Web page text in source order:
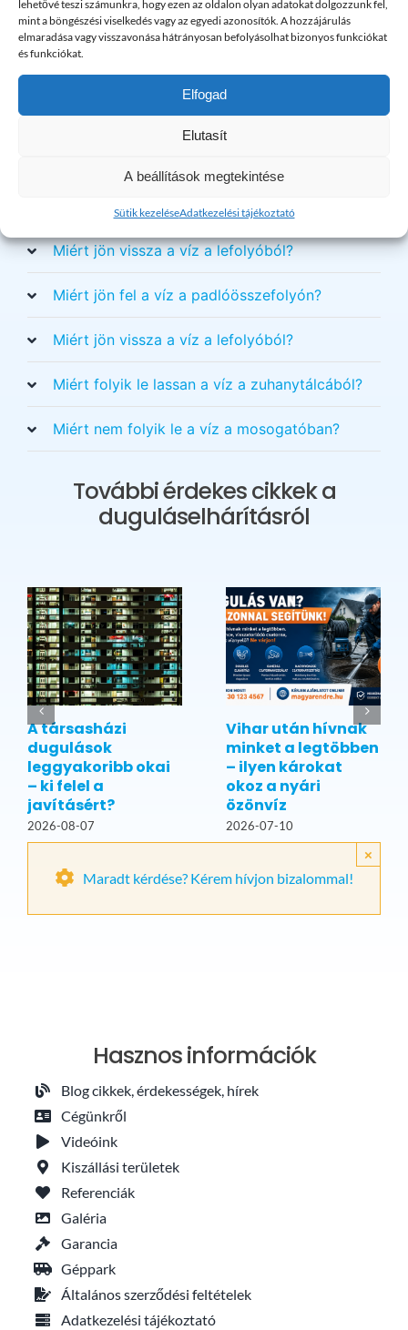
lehetővé teszi számunkra, hogy ezen az oldalon olyan adatokat dolgozzunk fel,
mint a böngészési viselkedés vagy az egyedi azonosítók. A hozzájárulás
elmaradása vagy visszavonása hátrányosan befolyásolhat bizonyos funkciókat
és funkciókat.
Elfogad
Elutasít
A beállítások megtekintése
Sütik kezeléseAdatkezelési tájékoztató
Ismételt Kérdések
Hogyan tisztítható meg az eldugult lefolyó
Hogyan tisztítható meg a konyhai lefolyó?
Miért jön vissza a víz a lefolyóból?
Miért jön fel a víz a padlóösszefolyón?
Miért jön vissza a víz a lefolyóból?
Miért folyik le lassan a víz a zuhanytálcából?
Miért nem folyik le a víz a mosogatóban?
További érdekes cikkek a
duguláselhárításról
A társasházi
dugulások
leggyakoribb okai
– ki felel a
javításért?
2026-08-07
Vihar után hívnak
minket a legtöbben
– ilyen károkat
okoz a nyári
özönvíz
2026-07-10
Maradt kérdése? Kérem hívjon bizalommal!
×
Hasznos információk
Blog cikkek, érdekességek, hírek
Cégünkről
Videóink
Kiszállási területek
Referenciák
Galéria
Garancia
Géppark
Általános szerződési feltételek
Adatkezelési tájékoztató